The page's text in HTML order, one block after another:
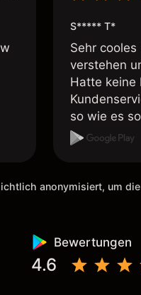
S***** T*
Sehr cooles
verstehen
Hatte keine
so wie es
anonymisiert, um
Bewertungen
4.6